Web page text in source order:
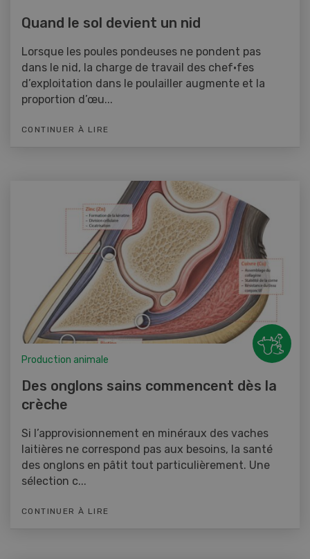
Quand le sol devient un nid
Lorsque les poules pondeuses ne pondent pas
dans le nid, la charge de travail des chef·fes
d’exploitation dans le poulailler augmente et la
proportion d’œu...
CONTINUER À LIRE
Production animale
Des onglons sains commencent dès la
crèche
Si l’approvisionnement en minéraux des vaches
laitières ne correspond pas aux besoins, la santé
des onglons en pâtit tout particulièrement. Une
sélection c...
CONTINUER À LIRE